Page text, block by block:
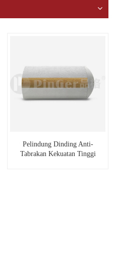
Pelindung Dinding Anti-
Tabrakan Kekuatan Tinggi